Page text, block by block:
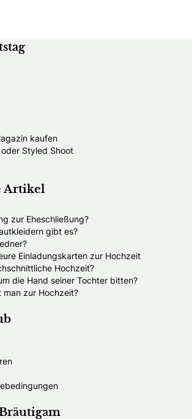
kaufen
Styled Shoot
Artikel
zur Eheschließung?
gibt es?
Einladungskarten zur Hochzeit
Hochzeit?
die Hand seiner Tochter bitten?
man zur Hochzeit?